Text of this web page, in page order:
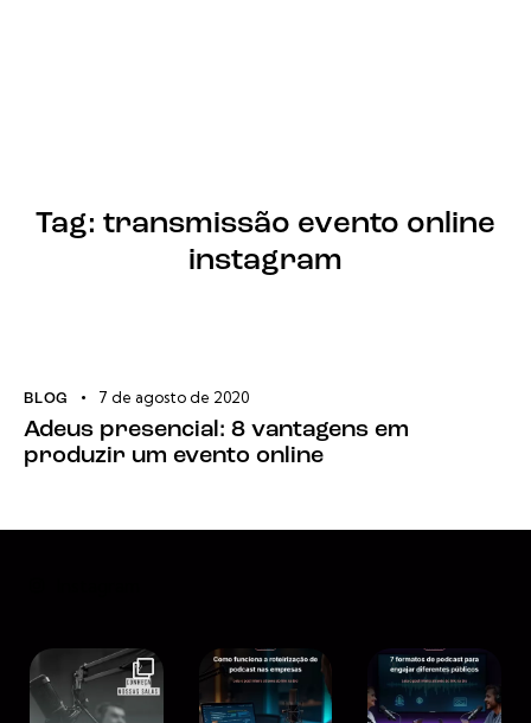
Tag: transmissão evento online
instagram
BLOG 7 de agosto de 2020
Adeus presencial: 8 vantagens em
produzir um evento online